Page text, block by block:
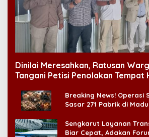
Dinilai Meresahkan, Ratusan
Tangani Petisi Penolakan Tempat
Breaking News! Operasi
Sasar 271 Pabrik di
Sengkarut Layanan
Biar Cepat, Adakan